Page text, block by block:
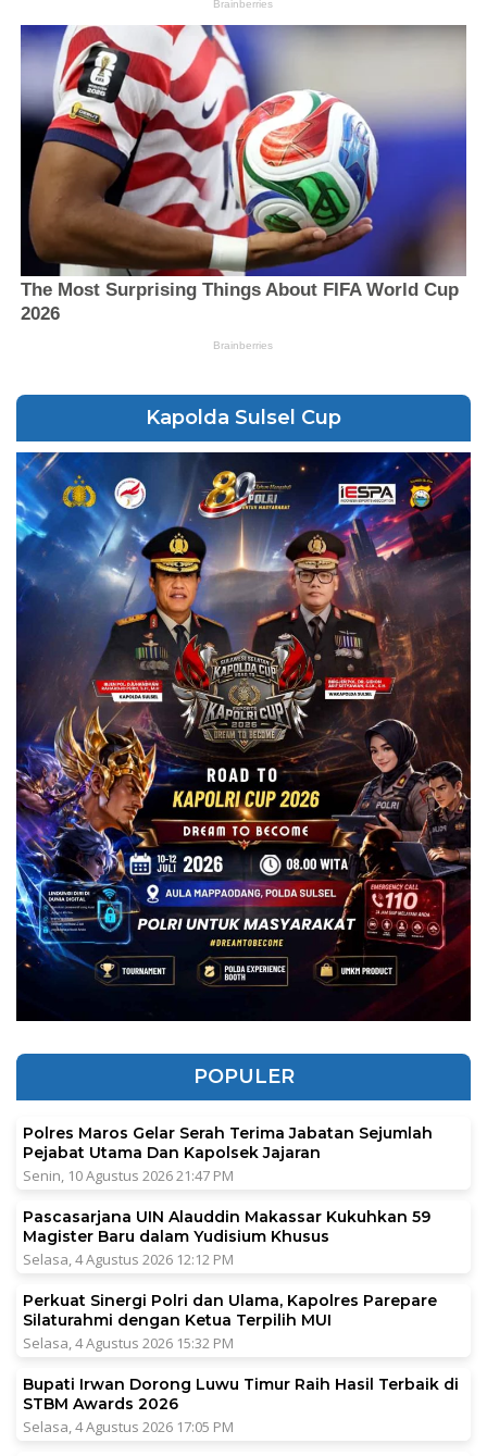
Kapolda Sulsel Cup
POPULER
Polres Maros Gelar Serah Terima Jabatan Sejumlah
Pejabat Utama Dan Kapolsek Jajaran
Senin, 10 Agustus 2026 21:47 PM
Pascasarjana UIN Alauddin Makassar Kukuhkan 59
Magister Baru dalam Yudisium Khusus
Selasa, 4 Agustus 2026 12:12 PM
Perkuat Sinergi Polri dan Ulama, Kapolres Parepare
Silaturahmi dengan Ketua Terpilih MUI
Selasa, 4 Agustus 2026 15:32 PM
Bupati Irwan Dorong Luwu Timur Raih Hasil Terbaik di
STBM Awards 2026
Selasa, 4 Agustus 2026 17:05 PM